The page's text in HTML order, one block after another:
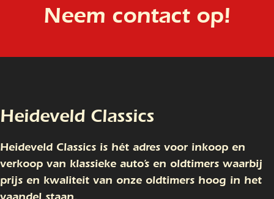
Neem contact op!
Heideveld Classics
Heideveld Classics is hét adres voor inkoop en
verkoop van klassieke auto’s en oldtimers waarbij
prijs en kwaliteit van onze oldtimers hoog in het